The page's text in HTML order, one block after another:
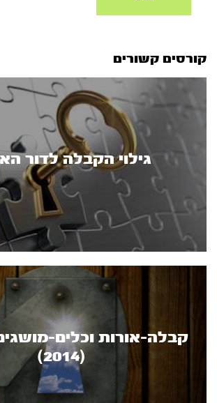
קורסים קשורים
גילוי הקבלה לדור
קבלה-אורות וכלים-
(2014)